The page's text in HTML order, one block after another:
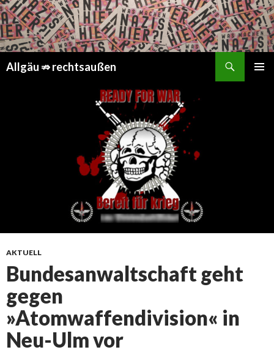
Allgäu ⇏ rechtsaußen
Springe
zum
AKTUELL
Bundesanwaltschaft geht
gegen
»Atomwaffendivision« in
Neu-Ulm vor